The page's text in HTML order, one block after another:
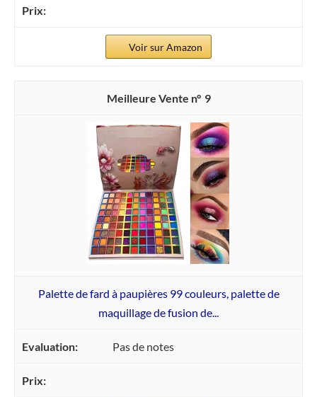
Voir sur Amazon
9
Palette de fard à paupières 99 couleurs, palette de
maquillage de fusion de...
Pas de notes